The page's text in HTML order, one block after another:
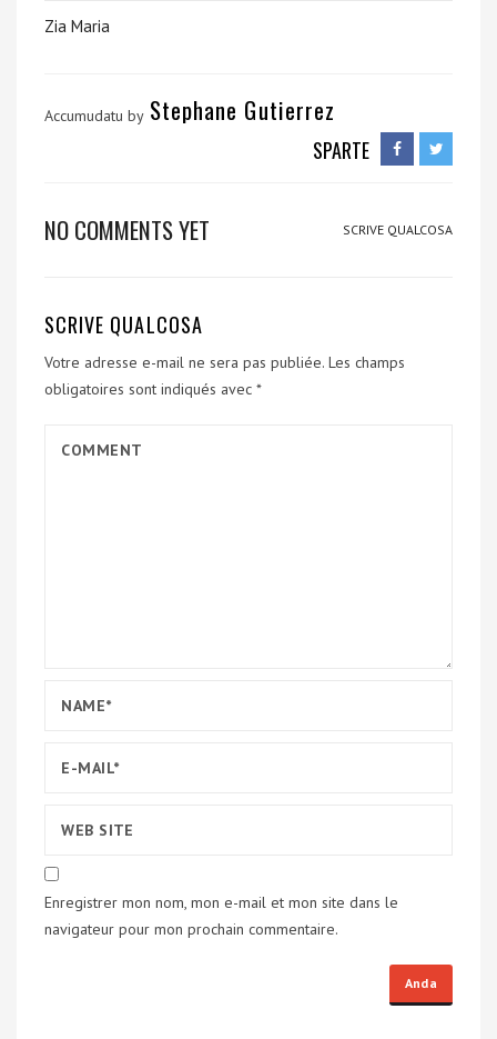
Zia Maria
Accumudatu by Stephane Gutierrez
SPARTE
NO COMMENTS YET SCRIVE QUALCOSA
SCRIVE QUALCOSA
Votre adresse e-mail ne sera pas publiée. Les champs
obligatoires sont indiqués avec *
Enregistrer mon nom, mon e-mail et mon site dans le
navigateur pour mon prochain commentaire.